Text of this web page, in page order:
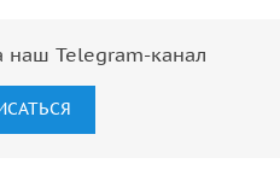
наш Telegram-канал